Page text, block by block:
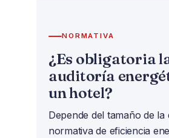
NORMATIVA
¿Es obligatoria
auditoría
un hotel?
Depende del tamaño de la
normativa de eficiencia